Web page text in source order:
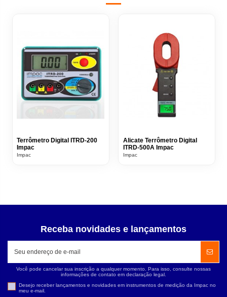
Terrômetro Digital ITRD-200
Impac
Impac
Alicate Terrômetro Digital
ITRD-500A Impac
Impac
Receba novidades e lançamentos
Você pode cancelar sua inscrição a qualquer momento. Para isso, consulte nossas
informações de contato em declaração legal.
Desejo receber lançamentos e novidades em instrumentos de medição da Impac no
meu e-mail.